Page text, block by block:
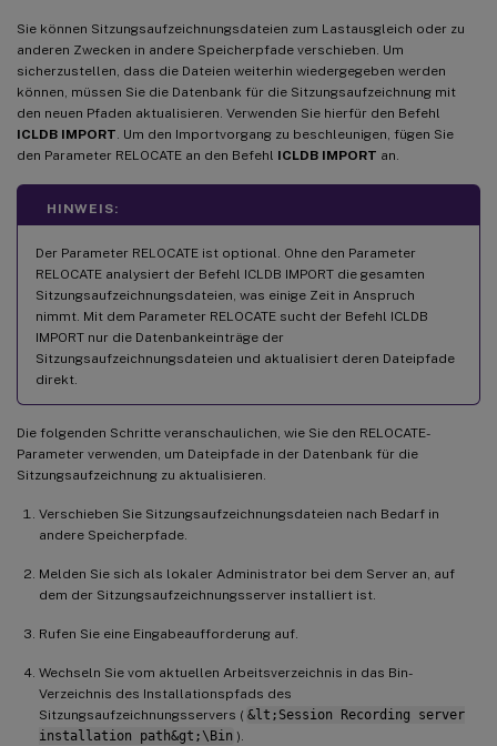
Sie können Sitzungsaufzeichnungsdateien zum Lastausgleich oder zu
anderen Zwecken in andere Speicherpfade verschieben. Um
sicherzustellen, dass die Dateien weiterhin wiedergegeben werden
können, müssen Sie die Datenbank für die Sitzungsaufzeichnung mit
den neuen Pfaden aktualisieren. Verwenden Sie hierfür den Befehl
ICLDB IMPORT . Um den Importvorgang zu beschleunigen, fügen Sie
den Parameter RELOCATE an den Befehl ICLDB IMPORT an.
HINWEIS:
Der Parameter RELOCATE ist optional. Ohne den Parameter
RELOCATE analysiert der Befehl ICLDB IMPORT die gesamten
Sitzungsaufzeichnungsdateien, was einige Zeit in Anspruch
nimmt. Mit dem Parameter RELOCATE sucht der Befehl ICLDB
IMPORT nur die Datenbankeinträge der
Sitzungsaufzeichnungsdateien und aktualisiert deren Dateipfade
direkt.
Die folgenden Schritte veranschaulichen, wie Sie den RELOCATE-
Parameter verwenden, um Dateipfade in der Datenbank für die
Sitzungsaufzeichnung zu aktualisieren.
Verschieben Sie Sitzungsaufzeichnungsdateien nach Bedarf in
andere Speicherpfade.
Melden Sie sich als lokaler Administrator bei dem Server an, auf
dem der Sitzungsaufzeichnungsserver installiert ist.
Rufen Sie eine Eingabeaufforderung auf.
Wechseln Sie vom aktuellen Arbeitsverzeichnis in das Bin-
Verzeichnis des Installationspfads des
Sitzungsaufzeichnungsservers ( &lt;Session Recording server
installation path&gt;\Bin ).